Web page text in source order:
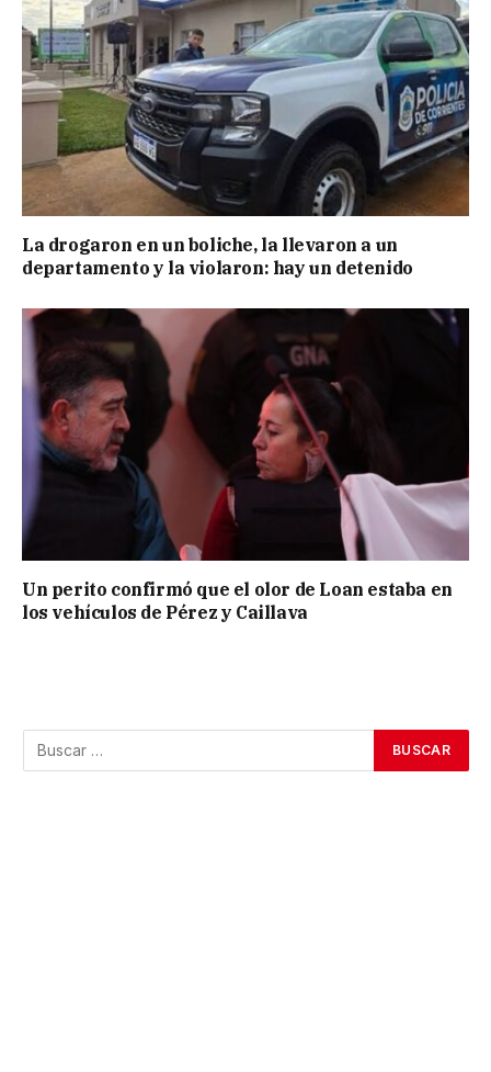
La drogaron en un boliche, la llevaron a un
departamento y la violaron: hay un detenido
Un perito confirmó que el olor de Loan estaba en
los vehículos de Pérez y Caillava